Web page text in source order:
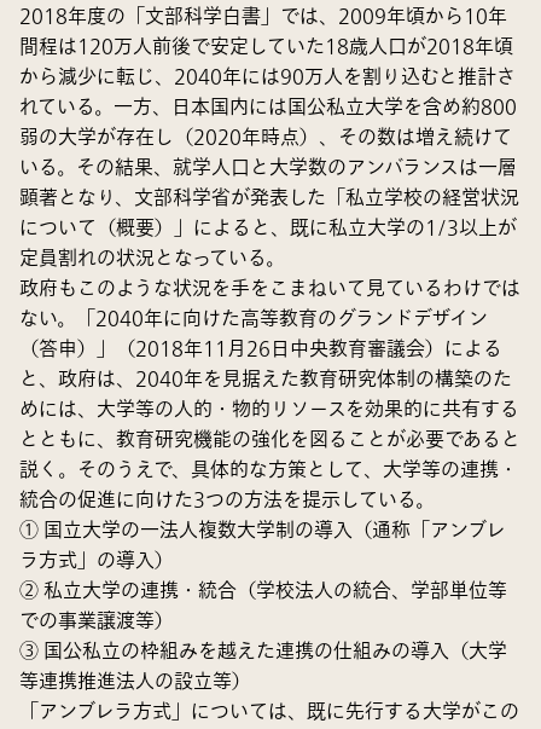
2018年度の「文部科学白書」では、2009年頃から10年
間程は120万人前後で安定していた18歳人口が2018年頃
から減少に転じ、2040年には90万人を割り込むと推計さ
れている。一方、日本国内には国公私立大学を含め約800
弱の大学が存在し（2020年時点）、その数は増え続けて
いる。その結果、就学人口と大学数のアンバランスは一層
顕著となり、文部科学省が発表した「私立学校の経営状況
について（概要）」によると、既に私立大学の1/3以上が
定員割れの状況となっている。
政府もこのような状況を手をこまねいて見ているわけでは
ない。「2040年に向けた高等教育のグランドデザイン
（答申）」（2018年11月26日中央教育審議会）による
と、政府は、2040年を見据えた教育研究体制の構築のた
めには、大学等の人的・物的リソースを効果的に共有する
とともに、教育研究機能の強化を図ることが必要であると
説く。そのうえで、具体的な方策として、大学等の連携・
統合の促進に向けた3つの方法を提示している。
① 国立大学の一法人複数大学制の導入（通称「アンブレ
ラ方式」の導入）
② 私立大学の連携・統合（学校法人の統合、学部単位等
での事業譲渡等）
③ 国公私立の枠組みを越えた連携の仕組みの導入（大学
等連携推進法人の設立等）
「アンブレラ方式」については、既に先行する大学がこの